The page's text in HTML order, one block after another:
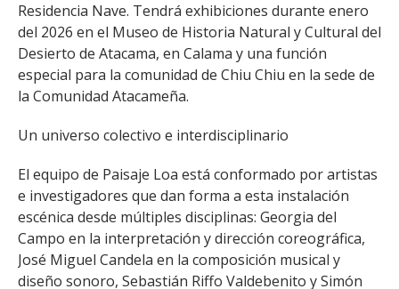
Residencia Nave. Tendrá exhibiciones durante enero
del 2026 en el Museo de Historia Natural y Cultural del
Desierto de Atacama, en Calama y una función
especial para la comunidad de Chiu Chiu en la sede de
la Comunidad Atacameña.
Un universo colectivo e interdisciplinario
El equipo de Paisaje Loa está conformado por artistas
e investigadores que dan forma a esta instalación
escénica desde múltiples disciplinas: Georgia del
Campo en la interpretación y dirección coreográfica,
José Miguel Candela en la composición musical y
diseño sonoro, Sebastián Riffo Valdebenito y Simón